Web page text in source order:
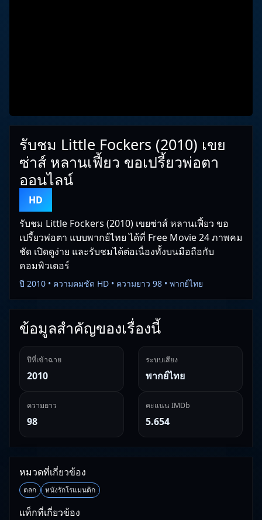
รับชม Little Fockers (2010) เขย
ซ่าส์ หลานเฟี้ยว ขอเปรี้ยวพ่อตา
ออนไลน์
HD
รับชม Little Fockers (2010) เขยซ่าส์ หลานเฟี้ยว ขอ
เปรี้ยวพ่อตา แบบพากย์ไทย ได้ที่ Free Movie 24 ภาพคม
ชัด เปิดดูง่าย และรับชมได้ต่อเนื่องทั้งบนมือถือกับ
คอมพิวเตอร์
ปี 2010 • ความคมชัด HD • ความยาว 98 • พากย์ไทย
ข้อมูลสำคัญของเรื่องนี้
ปีที่เข้าฉาย
2010
ระบบเสียง
พากย์ไทย
ความยาว
98
คะแนน IMDb
5.654
หมวดที่เกี่ยวข้อง
ตลก หนังรักโรแมนติก
แท็กที่เกี่ยวข้อง